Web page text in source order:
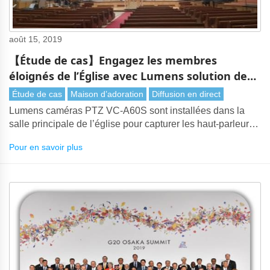
août 15, 2019
【Étude de cas】Engagez les membres
éloignés de l’Église avec Lumens solution de
diffusion en direct (Gyeonggi, Corée)
Étude de cas Maison d’adoration Diffusion en direct
Lumens caméras PTZ VC-A60S sont installées dans la
salle principale de l’église pour capturer les haut-parleurs
direct
Pour en savoir plus